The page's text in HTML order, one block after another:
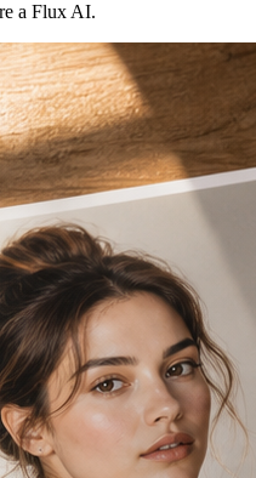
a Flux AI.